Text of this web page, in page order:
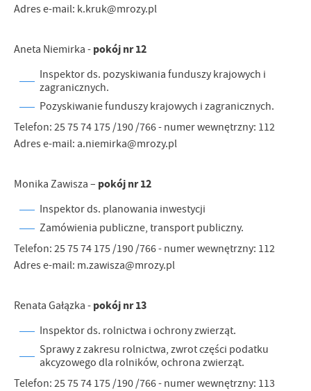
Adres e-mail: k.kruk@mrozy.pl
Aneta Niemirka - pokój nr 12
Inspektor ds. pozyskiwania funduszy krajowych i
zagranicznych.
Pozyskiwanie funduszy krajowych i zagranicznych.
Telefon: 25 75 74 175 /190 /766 - numer wewnętrzny: 112
Adres e-mail: a.niemirka@mrozy.pl
Monika Zawisza – pokój nr 12
Inspektor ds. planowania inwestycji
Zamówienia publiczne, transport publiczny.
Telefon: 25 75 74 175 /190 /766 - numer wewnętrzny: 112
Adres e-mail: m.zawisza@mrozy.pl
Renata Gałązka - pokój nr 13
Inspektor ds. rolnictwa i ochrony zwierząt.
Sprawy z zakresu rolnictwa, zwrot części podatku
akcyzowego dla rolników, ochrona zwierząt.
Telefon: 25 75 74 175 /190 /766 - numer wewnętrzny: 113